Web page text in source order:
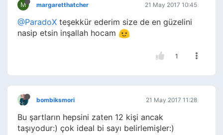
M margaretthatcher 21 May 2017 10:45
@ParadoX teşekkür ederim size de en güzelini
nasip etsin inşallah hocam
1
bombiksmori 21 May 2017 11:28
Bu şartların hepsini zaten 12 kişi ancak
taşıyodur:) çok ideal bi sayı belirlemişler:)